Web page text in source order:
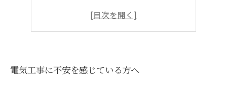
専門知識でトータルサポート
電気工事に不安を感じている方へ